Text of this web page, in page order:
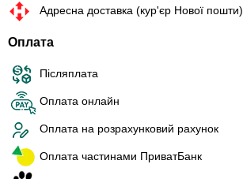
Адресна доставка (кур'єр Нової пошти)
Оплата
Післяплата
Оплата онлайн
Оплата на розрахунковий рахунок
Оплата частинами ПриватБанк